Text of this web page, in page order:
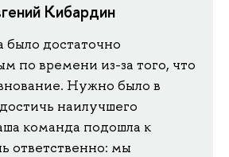
Кибардин
было достаточно
по времени из-за того, что
Нужно было в
наилучшего
команда подошла к
ответственно: мы